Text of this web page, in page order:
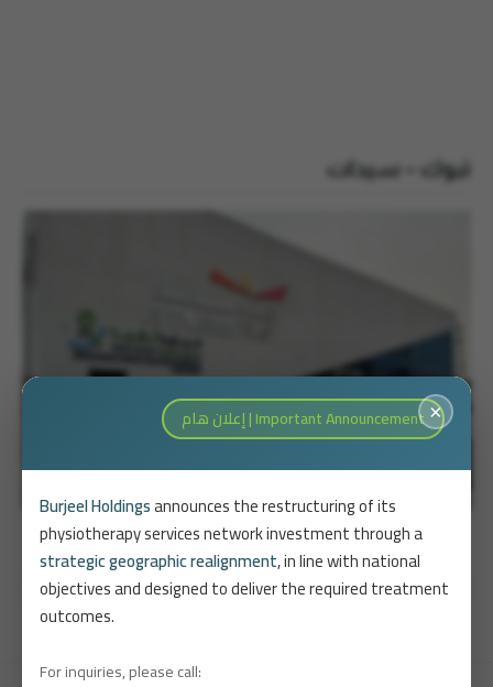
تبوك – سيدات
تصفّح
المدينة -سيدات تبوك – رجال
Important Announcement | إعلان هام ×
Burjeel Holdingsannounces the restructuring of its
physiotherapy services network investment through a
strategic geographic realignment, in line with national
objectives and designed to deliver the required treatment
outcomes.
For inquiries, please call: